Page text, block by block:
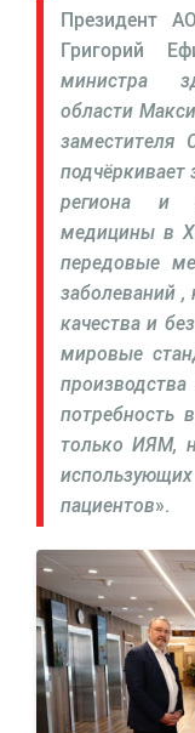
Президент
Григорий
министра
области
заместителя
подчёркивает
региона и
медицины в
передовые
заболеваний
качества и
мировые
потребность
только ИЯМ,
пациентов».